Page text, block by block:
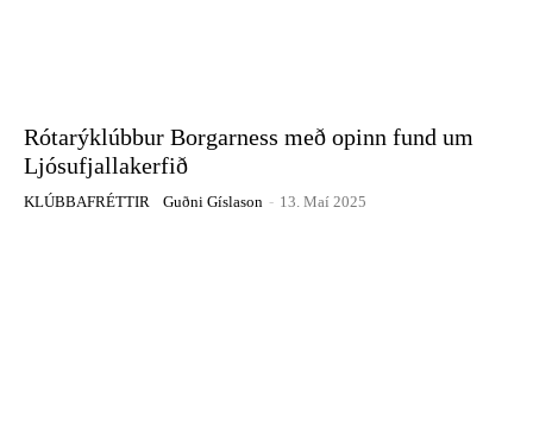
Rótarýklúbbur Borgarness með opinn fund um
Ljósufjallakerfið
KLÚBBAFRÉTTIR Guðni Gíslason - 13. Maí 2025